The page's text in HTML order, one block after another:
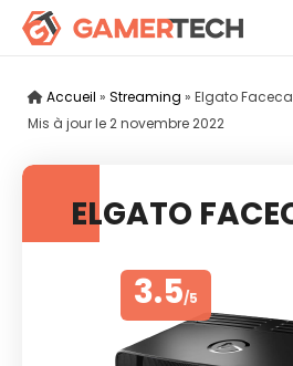
Accueil » Streaming » Elgato
Mis à jour le2 novembre 2022
ELGATO
3.5/5